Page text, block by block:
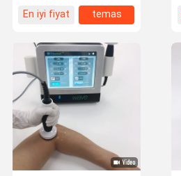
En iyi fiyat
temas